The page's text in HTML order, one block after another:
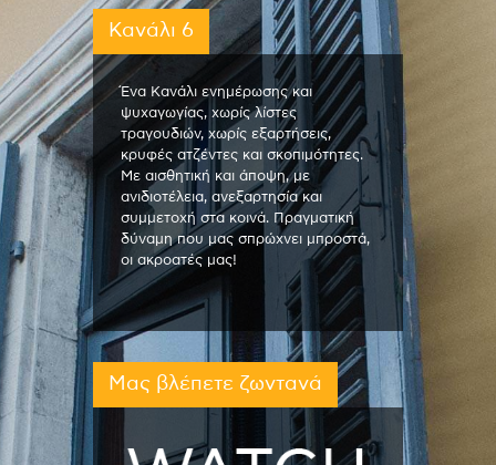
Κανάλι 6
Ένα Κανάλι ενημέρωσης και
ψυχαγωγίας, χωρίς λίστες
τραγουδιών, χωρίς εξαρτήσεις,
κρυφές ατζέντες και σκοπιμότητες.
Με αισθητική και άποψη, με
ανιδιοτέλεια, ανεξαρτησία και
συμμετοχή στα κοινά. Πραγματική
δύναμη που μας σπρώχνει μπροστά,
οι ακροατές μας!
Μας βλέπετε ζωντανά